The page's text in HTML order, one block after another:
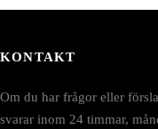
KONTAKT
Om du har frågor eller
svarar inom 24 timmar,